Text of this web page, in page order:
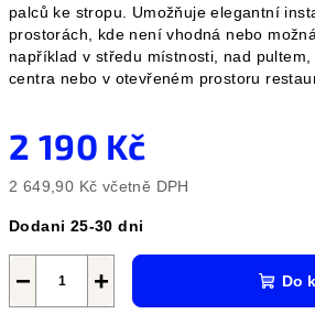
palců ke stropu. Umožňuje elegantní
prostorách, kde není vhodná nebo
například v středu místnosti, nad
centra nebo v otevřeném prostoru
2 190 Kč
2 649,90 Kč včetně DPH
cena:
Dodani 25-30 dni
+
− Do